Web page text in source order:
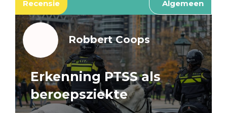
Recensie Algemeen
Robbert Coops
Erkenning PTSS als
beroepsziekte